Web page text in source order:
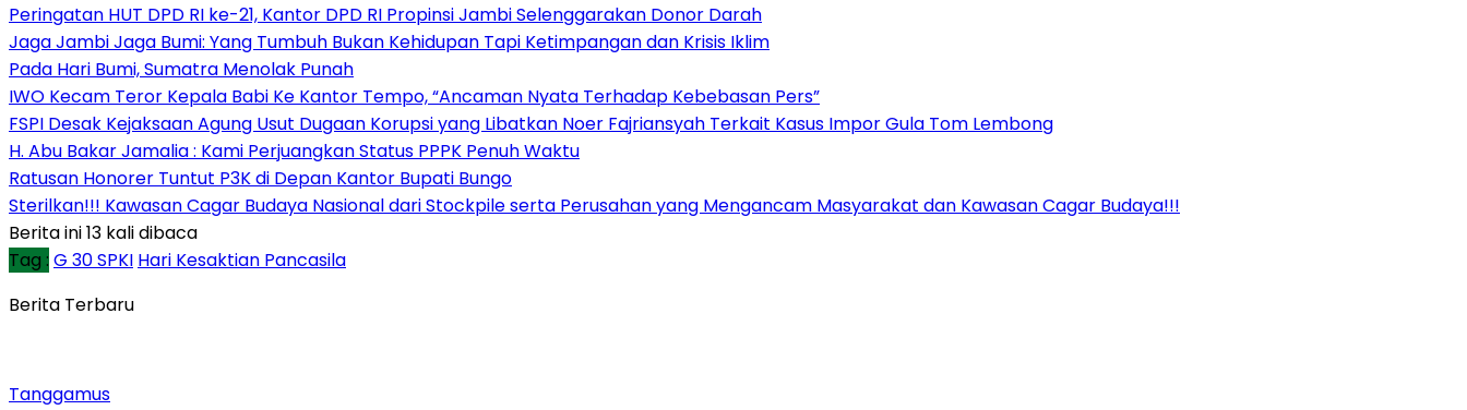
Peringatan HUT DPD RI ke-21, Kantor DPD RI Propinsi Jambi Selenggarakan Donor Darah
Jaga Jambi Jaga Bumi: Yang Tumbuh Bukan Kehidupan Tapi Ketimpangan dan Krisis Iklim
Pada Hari Bumi, Sumatra Menolak Punah
IWO Kecam Teror Kepala Babi Ke Kantor Tempo, “Ancaman Nyata Terhadap Kebebasan Pers”
FSPI Desak Kejaksaan Agung Usut Dugaan Korupsi yang Libatkan Noer Fajriansyah Terkait Kasus Impor Gula Tom Lembong
H. Abu Bakar Jamalia : Kami Perjuangkan Status PPPK Penuh Waktu
Ratusan Honorer Tuntut P3K di Depan Kantor Bupati Bungo
Sterilkan!!! Kawasan Cagar Budaya Nasional dari Stockpile serta Perusahan yang Mengancam Masyarakat dan Kawasan Cagar Budaya!!!
Berita ini 13 kali dibaca
Tag : G 30 SPKI Hari Kesaktian Pancasila
Berita Terbaru
Tanggamus